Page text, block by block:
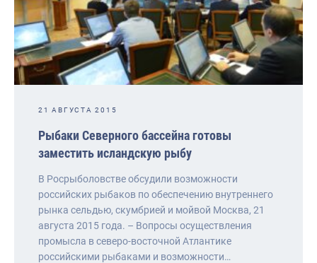
21 АВГУСТА 2015
Рыбаки Северного бассейна готовы
заместить исландскую рыбу
В Росрыболовстве обсудили возможности
российских рыбаков по обеспечению внутреннего
рынка сельдью, скумбрией и мойвой Москва, 21
августа 2015 года. – Вопросы осуществления
промысла в северо-восточной Атлантике
российскими рыбаками и возможности…